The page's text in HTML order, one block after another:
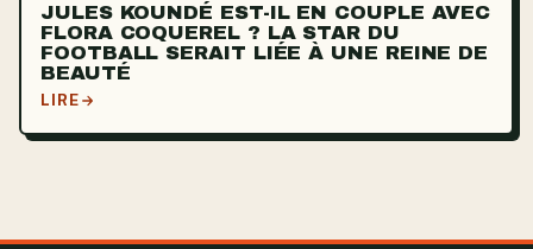
JULES KOUNDÉ EST-IL EN COUPLE AVEC
FLORA COQUEREL ? LA STAR DU
FOOTBALL SERAIT LIÉE À UNE REINE DE
BEAUTÉ
LIRE